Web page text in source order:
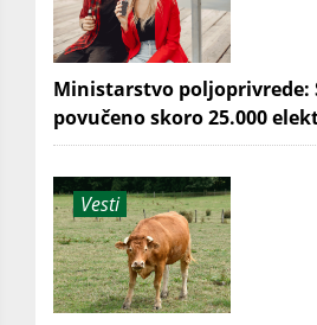
Ministarstvo poljoprivrede:
povučeno skoro 25.000
Vesti